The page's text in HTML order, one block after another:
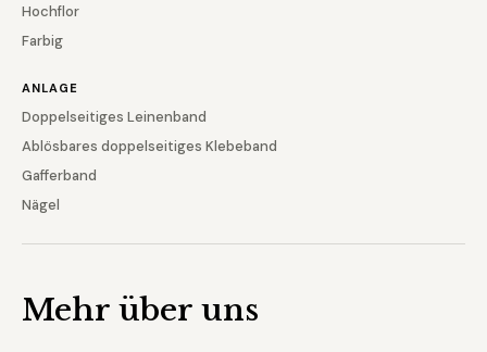
Hochflor
Farbig
ANLAGE
Doppelseitiges Leinenband
Ablösbares doppelseitiges Klebeband
Gafferband
Nägel
Mehr über uns